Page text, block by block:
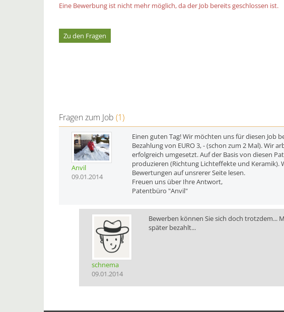
Eine Bewerbung ist nicht mehr möglich, da der Job bereits geschlossen ist.
Zu den Fragen
Fragen zum Job (1)
Anvil
09.01.2014
Einen guten Tag! Wir möchten uns für diesen Job
Bezahlung von EURO 3, - (schon zum 2 Mal). Wir
erfolgreich umgesetzt. Auf der Basis von diesen
produzieren (Richtung Lichteffekte und Keramik).
Bewertungen auf unsrerer Seite lesen.
Freuen uns über Ihre Antwort,
Patentbüro "Anvil"
schnema
09.01.2014
Bewerben können Sie sich doch trotzdem...
später bezahlt...